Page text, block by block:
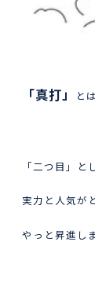
「真打」 と
「二つ目」と
実力と人気が
やっと昇進し